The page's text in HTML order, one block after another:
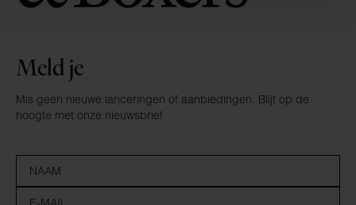
Meld je
Mis geen nieuwe lanceringen of aanbiedingen. Blijf op de
hoogte met onze nieuwsbrief